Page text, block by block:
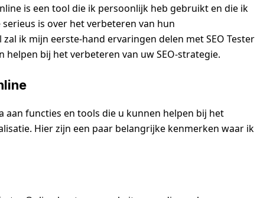
is een tool die ik persoonlijk heb gebruikt en die ik
is over het verbeteren van hun
ik mijn eerste-hand ervaringen delen met SEO Tester
helpen bij het verbeteren van uw SEO-strategie.
aan functies en tools die u kunnen helpen bij het
Hier zijn een paar belangrijke kenmerken waar ik